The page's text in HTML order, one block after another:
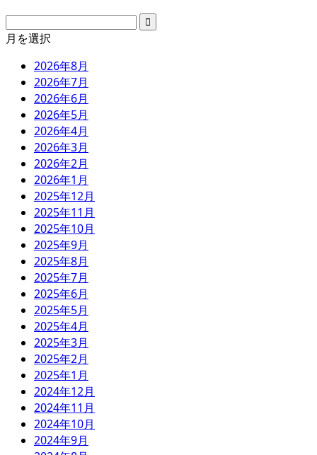
月を選択
2026年8月
2026年7月
2026年6月
2026年5月
2026年4月
2026年3月
2026年2月
2026年1月
2025年12月
2025年11月
2025年10月
2025年9月
2025年8月
2025年7月
2025年6月
2025年5月
2025年4月
2025年3月
2025年2月
2025年1月
2024年12月
2024年11月
2024年10月
2024年9月